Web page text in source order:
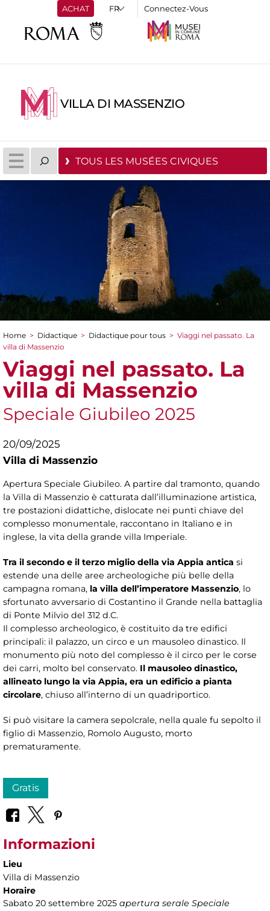
ACHAT Connectez-Vous
VILLA DI MASSENZIO
TOUS LES MUSÉES CIVIQUES
You are here
Home > Didactique > Didactique pour tous > Viaggi nel passato. La
villa di Massenzio
Viaggi nel passato. La
villa di Massenzio
Speciale Giubileo 2025
20/09/2025
Villa di Massenzio
Apertura Speciale Giubileo. A partire dal tramonto, quando
la Villa di Massenzio è catturata dall’illuminazione artistica,
tre postazioni didattiche, dislocate nei punti chiave del
complesso monumentale, raccontano in Italiano e in
inglese, la vita della grande villa Imperiale.
Tra il secondo e il terzo miglio della via Appia antica si
estende una delle aree archeologiche più belle della
campagna romana, la villa dell’imperatore Massenzio, lo
sfortunato avversario di Costantino il Grande nella battaglia
di Ponte Milvio del 312 d.C.
Il complesso archeologico, è costituito da tre edifici
principali: il palazzo, un circo e un mausoleo dinastico. Il
monumento più noto del complesso è il circo per le corse
dei carri, molto bel conservato. Il mausoleo dinastico,
allineato lungo la via Appia, era un edificio a pianta
circolare, chiuso all’interno di un quadriportico.
Si può visitare la camera sepolcrale, nella quale fu sepolto il
figlio di Massenzio, Romolo Augusto, morto
prematuramente.
Gratis
Informazioni
Lieu
Villa di Massenzio
Horaire
Sabato 20 settembre 2025 apertura serale Speciale